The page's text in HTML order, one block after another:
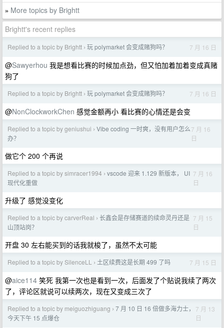
» More topics by Brightt
Brightt's recent replies
Replied to a topic by Brightt › 玩 polymarket 会变成赌狗吗？ 7 月 16 日
@Sawyerhou 我是想看比赛的时候加点劲，但又怕加着加着变成真赌
狗了
Replied to a topic by Brightt › 玩 polymarket 会变成赌狗吗？ 7 月 16 日
@NonClockworkChen 感觉金额再小 看比赛的心情还是会变
Replied to a topic by geniushui › Vibe coding 一时爽，没有用户怎么
办？
7 月 16
日
做它个 200 个再说
Replied to a topic by simracer1994 › vscode 迎来 1.129 新版本， UI
现代化重做
7 月 16
日
升级了 感觉没变化
Replied to a topic by carverReal › 长鑫会是存储赛道的续命灵丹还是
山顶站岗？
7 月 15
日
开盘 30 左右能买到的话我就梭了，虽然不太可能
Replied to a topic by SilenceLL › 土区续费这是长期 499 了吗 7 月 15 日
@aice114 笑死 我第一次也是看到一次，后面发了个贴说我续了两次
了，评论区就说可以续两次，现在又变成三次了
Replied to a topic by meiguozhiguang › 7 月 10 日 16 倍做多海力士，
今天下午 15 点爆仓
7 月 13
日